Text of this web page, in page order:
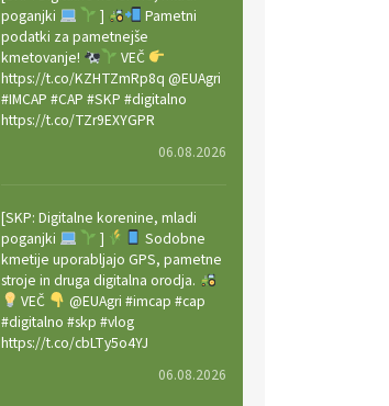
poganjki
]
Pametni
podatki za pametnejše
kmetovanje!
VEČ
https://t.co/KZHTZmRp8q @EUAgri
#IMCAP #CAP #SKP #digitalno
https://t.co/TZr9EXYGPR
06.08.2026
[SKP: Digitalne korenine, mladi
poganjki
]
Sodobne
kmetije uporabljajo GPS, pametne
stroje in druga digitalna orodja.
VEČ
@EUAgri #imcap #cap
#digitalno #skp #vlog
https://t.co/cbLTy5o4YJ
06.08.2026